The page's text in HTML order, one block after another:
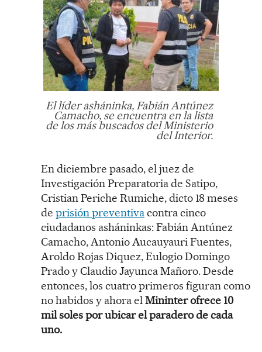
El líder asháninka, Fabián Antúnez
Camacho, se encuentra en la lista
de los más buscados del Ministerio
del Interior.
En diciembre pasado, el juez de
Investigación Preparatoria de Satipo,
Cristian Periche Rumiche, dicto 18 meses
de prisión preventivacontra cinco
ciudadanos asháninkas: Fabián Antúnez
Camacho, Antonio Aucauyauri Fuentes,
Aroldo Rojas Diquez, Eulogio Domingo
Prado y Claudio Jayunca Mañoro. Desde
entonces, los cuatro primeros figuran como
no habidos y ahora elMininter ofrece 10
mil soles por ubicar el paradero de cada
uno.